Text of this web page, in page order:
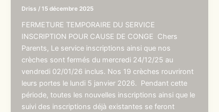
Driss /15 décembre 2025
FERMETURE TEMPORAIRE DU SERVICE
INSCRIPTION POUR CAUSE DE CONGE Chers
Parents, Le service inscriptions ainsi que nos
crèches sont fermés du mercredi 24/12/25 au
vendredi 02/01/26 inclus. Nos 19 crèches rouvriront
leurs portes le lundi 5 janvier 2026. Pendant cette
période, toutes les nouvelles inscriptions ainsi que le
suivi des inscriptions déjà existantes se feront